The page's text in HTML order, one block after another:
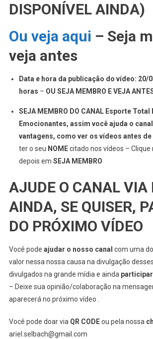
DISPONÍVEL AINDA)
Ou veja aqui – Seja
veja antes
Data e hora da publicação do vídeo: 20/
horas – OU SEJA MEMBRO E VEJA
SEJA MEMBRO DO CANAL Esporte
Emocionantes, assim você ajuda o
vantagens, como ver os vídeos antes de
ter o seu NOMEcitado nos vídeos – Clique
depois em SEJA MEMBRO
AJUDE O CANAL VIA
AINDA, SE QUISER,
DO PRÓXIMO VÍDEO
Você pode ajudar o nosso canal com uma
valor nessa nossa causa na divulgação
divulgados na grande mídia e ainda
– Deixe sua opinião/colaboração na
aparecerá no próximo vídeo .
Você pode doar via QR CODEou pela nossa
ariel.selbach@gmail.com